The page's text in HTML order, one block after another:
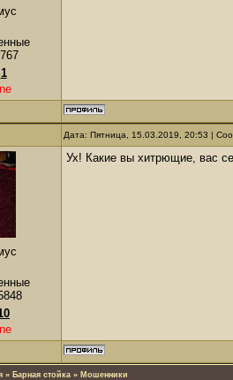
1
Дата: Пятница, 15.03.2019, 20:53 |
Ух! Какие вы хитрющие, вас
» Барная стойка » Мошенники